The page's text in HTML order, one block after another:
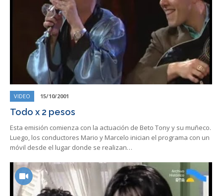
VIDEO 15/10/2001
Todo x 2 pesos
Esta emisión comienza con la actuación de Beto Tony y su muñeco.
Luego, los conductores Mario y Marcelo inician el programa con un
móvil desde el lugar donde se realizan…